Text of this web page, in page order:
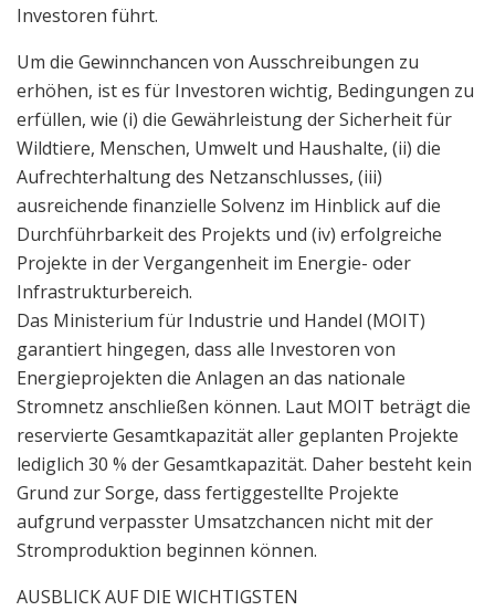
Investoren führt.
Um die Gewinnchancen von Ausschreibungen zu
erhöhen, ist es für Investoren wichtig, Bedingungen zu
erfüllen, wie (i) die Gewährleistung der Sicherheit für
Wildtiere, Menschen, Umwelt und Haushalte, (ii) die
Aufrechterhaltung des Netzanschlusses, (iii)
ausreichende finanzielle Solvenz im Hinblick auf die
Durchführbarkeit des Projekts und (iv) erfolgreiche
Projekte in der Vergangenheit im Energie- oder
Infrastrukturbereich.
Das Ministerium für Industrie und Handel (MOIT)
garantiert hingegen, dass alle Investoren von
Energieprojekten die Anlagen an das nationale
Stromnetz anschließen können. Laut MOIT beträgt die
reservierte Gesamtkapazität aller geplanten Projekte
lediglich 30 % der Gesamtkapazität. Daher besteht kein
Grund zur Sorge, dass fertiggestellte Projekte
aufgrund verpasster Umsatzchancen nicht mit der
Stromproduktion beginnen können.
AUSBLICK AUF DIE WICHTIGSTEN